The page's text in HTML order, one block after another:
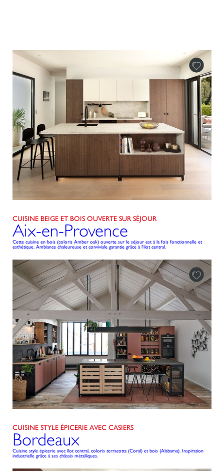
CUISINE BEIGE ET BOIS OUVERTE SUR SÉJOUR
Aix-en-Provence
Cette cuisine en bois (coloris Amber oak) ouverte sur le séjour est à la fois fonctionnelle et
esthétique. Ambiance chaleureuse et conviviale garantie grâce à l'ilot central.
CUISINE STYLE ÉPICERIE AVEC CASIERS
Bordeaux
Cuisine style épicerie avec îlot central, coloris terracotta (Coral) et bois (Alabama). Inspiration
industrielle grâce à ses châssis métalliques.